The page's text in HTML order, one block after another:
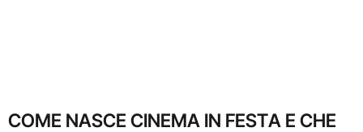
COME NASCE CINEMA IN FESTA E CHE